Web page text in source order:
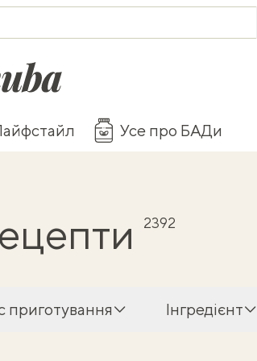
Усе про БАДи
2392
приготування Інгредієнт